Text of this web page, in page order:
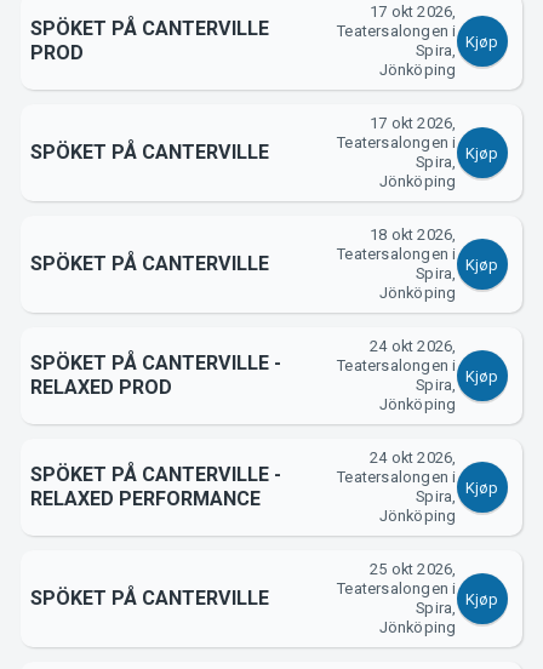
Om Tickster
SPÖKET PÅ CANTERVILLE
PROD
17 okt 2026,
Teatersalongen i
Spira,
Jönköping
Kjøp
SPÖKET PÅ CANTERVILLE
17 okt 2026,
Teatersalongen i
Spira,
Jönköping
Kjøp
SPÖKET PÅ CANTERVILLE
18 okt 2026,
Teatersalongen i
Spira,
Jönköping
Kjøp
SPÖKET PÅ CANTERVILLE -
RELAXED PROD
24 okt 2026,
Teatersalongen i
Spira,
Jönköping
Kjøp
SPÖKET PÅ CANTERVILLE -
RELAXED PERFORMANCE
24 okt 2026,
Teatersalongen i
Spira,
Jönköping
Kjøp
SPÖKET PÅ CANTERVILLE
25 okt 2026,
Teatersalongen i
Spira,
Jönköping
Kjøp